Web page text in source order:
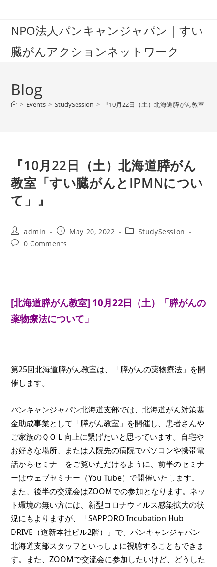
contentNPO法人パンキャンジャパン｜すい
臓がんアクションネットワーク
Blog
> Events > StudySession > 『10月22日（土）北海道膵がん教室「
『10月22日（土）北海道膵がん
教室「すい臓がんとIPMNについ
て」』
Post
author:
admin
Post
published:
May 20, 2022
PostStudySession
Post0 Comments
[北海道膵がん教室] 10月22日（土）
「膵がんの
薬物療法について」
第25回北海道膵がん教室は、「膵がんの薬物療法 」を開
催します。
パンキャンジャパン北海道支部では、北海道がん対策基
金助成事業として「膵がん教室」を開催し、患者さんや
ご家族のＱＯＬ向上に繋げたいと思っています。自宅や
お好きな場所、または入院先の病院でパソコンや携帯電
話からセミナーをご覧いただけるように、前半のセミナ
ーはウェブセミナー（You Tube）で開催いたします。
また、後半の交流会はZOOMでの参加となります。ネッ
ト環境の無い方には、新型コロナウィルス感染拡大の状
況にもよりますが、「SAPPORO Incubation Hub
DRIVE（道新本社ビル2階）」で、パンキャンジャパン
北海道支部スタッフといっしょに視聴することもできま
す。また、ZOOMで交流会に参加したいけど、どうした